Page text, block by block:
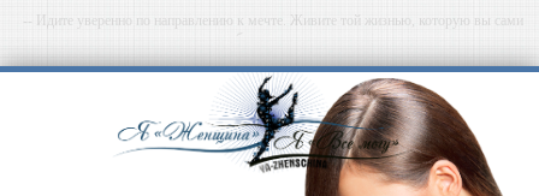
-- Идите уверенно по направлению к мечте. Живите той жизнью, которую вы сами
-- Самое большое богатство — это ум. Самая большая нищета — глупость. Из всех
страхов самый пугающий — самолюбование.
-- Лучшее, что можно сделать с хорошим советом, это пропустить его мимо ушей. Он
никогда не бывает полезен никому, кроме того, кто его дал.
-- Люблю давать советы и очень не люблю, когда их дают мне.